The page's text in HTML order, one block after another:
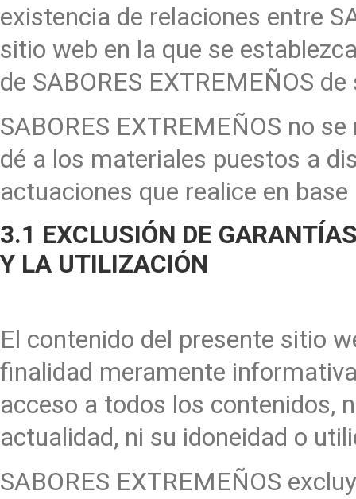
existencia de relaciones entre
sitio web en la que se
de SABORES EXTREMEÑOS
SABORES EXTREMEÑOS no
dé a los materiales puestos a
actuaciones que realice en
3.1 EXCLUSIÓN DE
Y LA UTILIZACIÓN
El contenido del presente sitio
finalidad meramente
acceso a todos los contenidos,
actualidad, ni su idoneidad o
SABORES EXTREMEÑOS